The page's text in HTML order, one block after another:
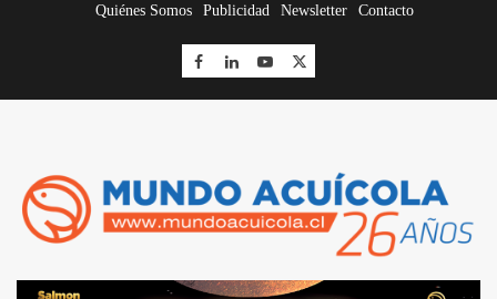
Quiénes Somos Publicidad Newsletter Contacto